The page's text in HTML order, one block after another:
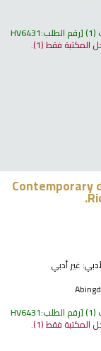
(1) رقم الطلب:HV6431
المكتبة فقط(1).
Contemporary
غير أدبي
(1) رقم الطلب:HV6431
المكتبة فقط(1).